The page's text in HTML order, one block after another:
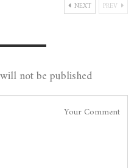
NEXT
not be published.